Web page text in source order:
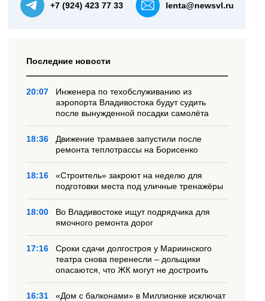
+7 (924) 423 77 33 lenta@newsvl.ru
Последние новости
20:07
Инженера по техобслуживанию из
аэропорта Владивостока будут судить
после вынужденной посадки самолёта
18:36
Движение трамваев запустили после
ремонта теплотрассы на Борисенко
18:16
«Строитель» закроют на неделю для
подготовки места под уличные тренажёры
18:00
Во Владивостоке ищут подрядчика для
ямочного ремонта дорог
17:16
Сроки сдачи долгостроя у Мариинского
театра снова перенесли – дольщики
опасаются, что ЖК могут не достроить
16:31
«Дом с балконами» в Миллионке исключат